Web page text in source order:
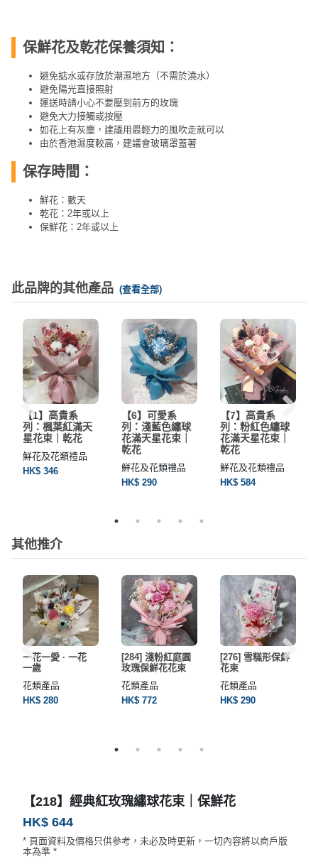
保鮮花及乾花保養須知：
避免掂水或存放於潮濕地方（不需於澆水）
避免陽光直接照射
運送時請小心不要壓到前方的玫瑰
避免大力接觸或按壓
如花上有灰塵，建議用最輕力的風吹走就可以
由於香港濕度較高，建議會玻璃罩蓋著
保存時間：
鮮花：數天
乾花：2年或以上
保鮮花：2年或以上
此品牌的其他產品 (查看全部)
【1】高貴系
列：楓葉紅滿天
星花束｜乾花
鮮花及花類禮品
HK$ 346
【6】可愛系
列：淺藍色繡球
花滿天星花束｜
乾花
鮮花及花類禮品
HK$ 290
【7】高貴系
列：粉紅色繡球
花滿天星花束｜
乾花
鮮花及花類禮品
HK$ 584
其他推介
一花一愛 · 一花
一歲
花類產品
HK$ 280
[284] 淺粉紅庭園
玫瑰保鮮花花束
花類產品
HK$ 772
[276] 雪糕形保鮮
花束
花類產品
HK$ 290
【218】經典紅玫瑰繡球花束｜保鮮花
HK$ 644
* 頁面資料及價格只供參考，未必及時更新，一切內容將以商戶版
本為準 *